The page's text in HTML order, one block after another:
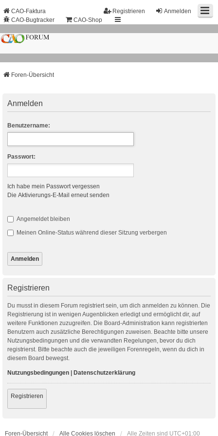
Anmelden
Registrieren
CAO-Faktura
CAO-Bugtracker
CAO-Shop
Foren-Übersicht
Anmelden
Benutzername:
Passwort:
Ich habe mein Passwort vergessen
Die Aktivierungs-E-Mail erneut senden
Angemeldet bleiben
Meinen Online-Status während dieser Sitzung verbergen
Registrieren
Du musst in diesem Forum registriert sein, um dich anmelden zu können. Die
Registrierung ist in wenigen Augenblicken erledigt und ermöglicht dir, auf
weitere Funktionen zuzugreifen. Die Board-Administration kann registrierten
Benutzern auch zusätzliche Berechtigungen zuweisen. Beachte bitte unsere
Nutzungsbedingungen und die verwandten Regelungen, bevor du dich
registrierst. Bitte beachte auch die jeweiligen Forenregeln, wenn du dich in
diesem Board bewegst.
Nutzungsbedingungen | Datenschutzerklärung
Registrieren
Foren-Übersicht Alle Cookies löschen Alle Zeiten sind UTC+01:00